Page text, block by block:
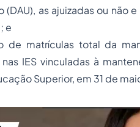
(DAU), as ajuizadas ou
e
de matrículas total da
IES vinculadas à
Superior, em 31 de